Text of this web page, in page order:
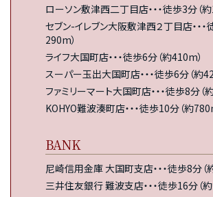
ローソン敷津西二丁目店・・・徒歩3分（
セブン-イレブン大阪敷津西２丁目店・・・
290m）
ライフ大国町店・・・徒歩6分（約410m）
スーパー玉出大国町店・・・徒歩6分（約
ファミリーマート大国町店・・・徒歩8分（
KOHYO難波湊町店・・・徒歩10分（約
BANK
尼崎信用金庫 大国町支店・・・徒歩8分（
三井住友銀行 難波支店・・・徒歩16分（